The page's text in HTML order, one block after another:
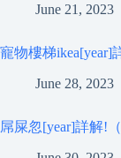
June 21, 2023
寵物樓梯ikea[year]
June 28, 2023
屌屎忽[year]詳解!